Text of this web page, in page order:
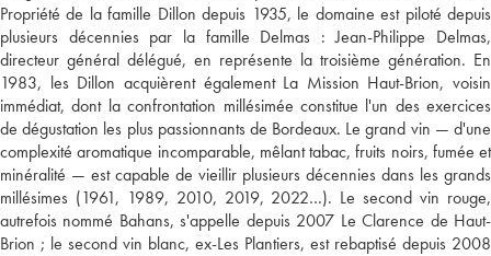
Propriété de la famille Dillon depuis 1935, le domaine est piloté depuis
plusieurs décennies par la famille Delmas : Jean-Philippe Delmas,
directeur général délégué, en représente la troisième génération. En
1983, les Dillon acquièrent également La Mission Haut-Brion, voisin
immédiat, dont la confrontation millésimée constitue l'un des exercices
de dégustation les plus passionnants de Bordeaux. Le grand vin — d'une
complexité aromatique incomparable, mêlant tabac, fruits noirs, fumée et
minéralité — est capable de vieillir plusieurs décennies dans les grands
millésimes (1961, 1989, 2010, 2019, 2022…). Le second vin rouge,
autrefois nommé Bahans, s'appelle depuis 2007 Le Clarence de Haut-
Brion ; le second vin blanc, ex-Les Plantiers, est rebaptisé depuis 2008